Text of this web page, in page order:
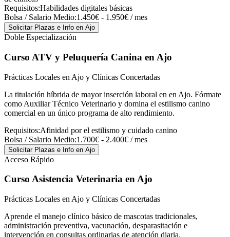
Requisitos:Habilidades digitales básicas
Bolsa / Salario Medio:1.450€ - 1.950€ / mes
Solicitar Plazas e Info en Ajo
Doble Especialización
Curso ATV y Peluquería Canina en Ajo
Prácticas Locales en Ajo y Clínicas Concertadas
La titulación híbrida de mayor inserción laboral en en Ajo. Fórmate
como Auxiliar Técnico Veterinario y domina el estilismo canino
comercial en un único programa de alto rendimiento.
Requisitos:Afinidad por el estilismo y cuidado canino
Bolsa / Salario Medio:1.700€ - 2.400€ / mes
Solicitar Plazas e Info en Ajo
Acceso Rápido
Curso Asistencia Veterinaria en Ajo
Prácticas Locales en Ajo y Clínicas Concertadas
Aprende el manejo clínico básico de mascotas tradicionales,
administración preventiva, vacunación, desparasitación e
intervención en consultas ordinarias de atención diaria.